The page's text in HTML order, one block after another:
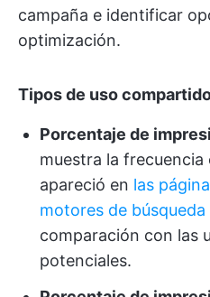
campaña e identificar
optimización.
Tipos de uso
Porcentaje de
muestra la frecuencia
apareció en las
motores de búsqueda
comparación con las
potenciales.